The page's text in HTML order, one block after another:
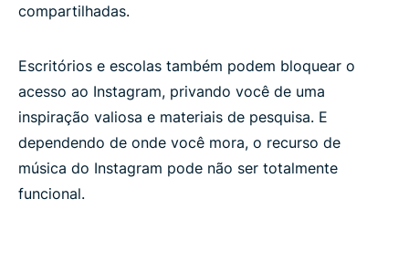
compartilhadas.
Escritórios e escolas também podem bloquear o
acesso ao Instagram, privando você de uma
inspiração valiosa e materiais de pesquisa. E
dependendo de onde você mora, o recurso de
música do Instagram pode não ser totalmente
funcional.